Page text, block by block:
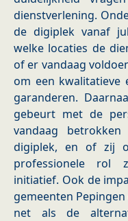
dienstverlening.
de digiplek vanaf
welke locaties de
of er vandaag
om een kwalitatieve
garanderen.
gebeurt met de
vandaag
digiplek, en of zij
professionele rol
initiatief. Ook de
gemeenten
net als de